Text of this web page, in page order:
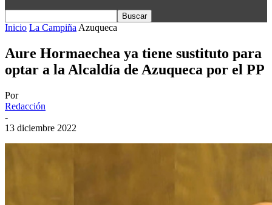
Inicio La Campiña Azuqueca
Aure Hormaechea ya tiene sustituto para
optar a la Alcaldía de Azuqueca por el PP
Por
Redacción
-
13 diciembre 2022